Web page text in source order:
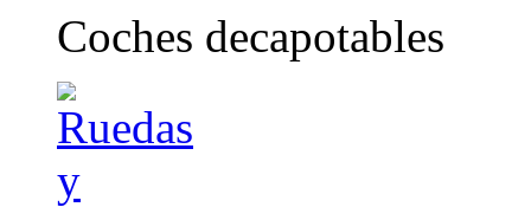
Coches decapotables